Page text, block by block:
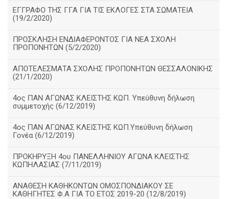
ΕΓΓΡΑΦΟ ΤΗΣ ΓΓΑ ΓΙΑ ΤΙΣ ΕΚΛΟΓΕΣ ΣΤΑ ΣΩΜΑΤΕΙΑ
(19/2/2020)
ΠΡΟΣΚΛΗΣΗ ΕΝΔΙΑΦΕΡΟΝΤΟΣ ΓΙΑ ΝΕΑ ΣΧΟΛΗ
ΠΡΟΠΟΝΗΤΩΝ (5/2/2020)
ΑΠΟΤΕΛΕΣΜΑΤΑ ΣΧΟΛΗΣ ΠΡΟΠΟΝΗΤΩΝ ΘΕΣΣΑΛΟΝΙΚΗΣ
(21/1/2020)
4ος ΠΑΝ ΑΓΩΝΑΣ ΚΛΕΙΣΤΗΣ ΚΩΠ. Υπεύθυνη δήλωση
συμμετοχής (6/12/2019)
4ος ΠΑΝ ΑΓΩΝΑΣ ΚΛΕΙΣΤΗΣ ΚΩΠ.Υπεύθυνη δήλωση
Γονέα (6/12/2019)
ΠΡΟΚΗΡΥΞΗ 4ου ΠΑΝΕΛΛΗΝΙΟΥ ΑΓΩΝΑ ΚΛΕΙΣΤΗΣ
ΚΩΠΗΛΑΣΙΑΣ (7/11/2019)
ΑΝΑΘΕΣΗ ΚΑΘΗΚΟΝΤΩΝ ΟΜΟΣΠΟΝΔΙΑΚΟΥ ΣΕ
ΚΑΘΗΓΗΤΕΣ Φ.Α ΓΙΑ ΤΟ ΕΤΟΣ 2019-20 (12/8/2019)